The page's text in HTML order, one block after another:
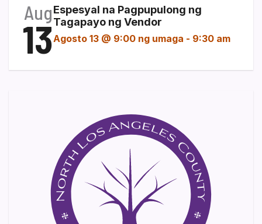
Aug
13
Espesyal na Pagpupulong ng
Tagapayo ng Vendor
Agosto 13 @ 9:00 ng umaga - 9:30 am